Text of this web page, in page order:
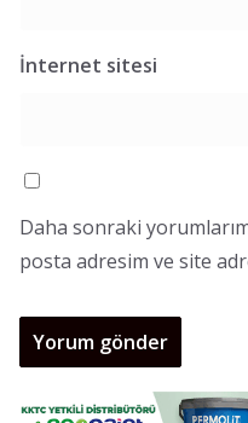
İnternet sitesi
Daha sonraki
posta adresim ve site